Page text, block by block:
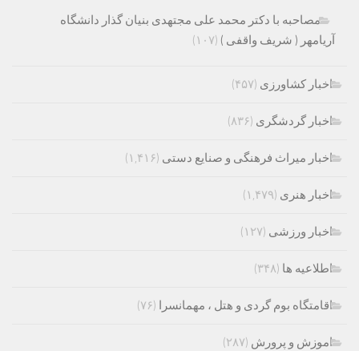
مصاحبه با دکتر محمد علی مجتهدی بنیان گذار دانشگاه
آریامهر ( شریف واقفی ) (۱۰۷)
اخبار کشاورزی (۴۵۷)
اخبار گردشگری (۸۳۶)
اخبار میراث فرهنگی و صنایع دستی (۱,۴۱۶)
اخبار هنری (۱,۴۷۹)
اخبار ورزشی (۱۲۷)
اطلاعیه ها (۳۴۸)
اقامتگاه بوم گردی و هتل ، مهمانسرا (۷۶)
اموزش و پرورش (۲۸۷)